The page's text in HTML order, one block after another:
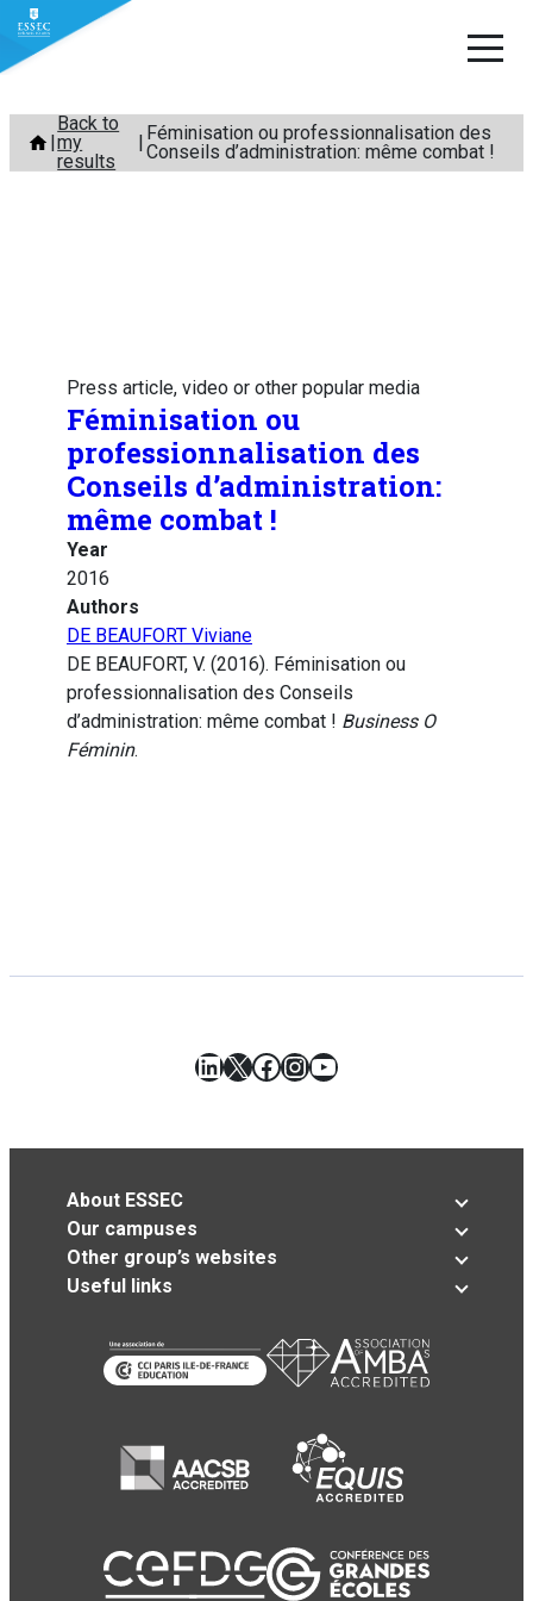
Skip
content
Back to
my
results
Féminisation ou professionnalisation des
Conseils d’administration: même combat !
Press article, video or other popular media
Féminisation ou
professionnalisation des
Conseils d’administration:
même combat !
Year
2016
Authors
DE BEAUFORT Viviane
DE BEAUFORT, V. (2016). Féminisation ou
professionnalisation des Conseils
d’administration: même combat ! Business O
Féminin.
LinkedIn
X Facebook
Instagram
YouTube
About ESSEC
Our campuses
Other group’s websites
Useful links